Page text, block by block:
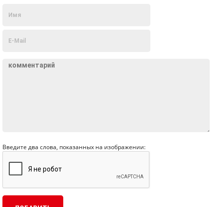
Введите два слова, показанных на изображении: